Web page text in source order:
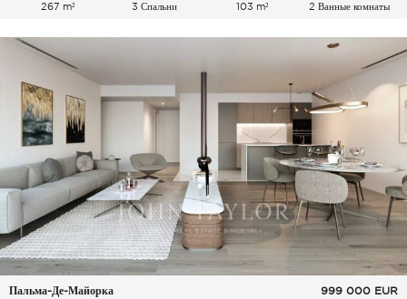
267 m² 3 Спальни 103 m² 2 Ванные комнаты
Пальма-Де-Майорка
999 000 EUR